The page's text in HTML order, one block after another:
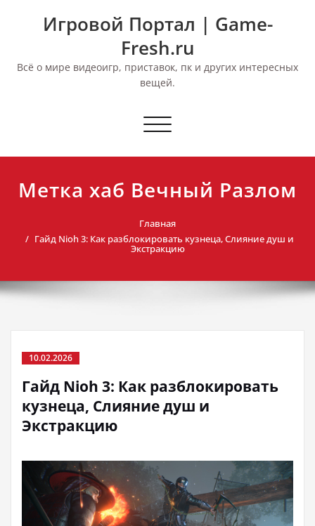
Игровой Портал | Game-
Fresh.ru
Всё о мире видеоигр, приставок, пк и других интересных
вещей.
Переключить
Метка хаб Вечный Разлом
Главная
Гайд Nioh 3: Как разблокировать кузнеца, Слияние душ и
Экстракцию
10.02.2026
Гайд Nioh 3: Как разблокировать
кузнеца, Слияние душ и
Экстракцию